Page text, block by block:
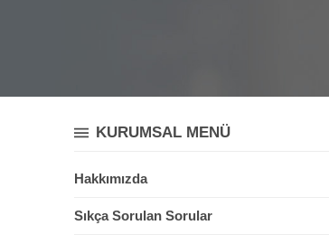
KURUMSAL MENÜ
Hakkımızda
Sıkça Sorulan Sorular